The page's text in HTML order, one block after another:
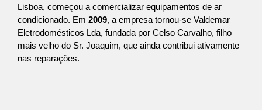
Lisboa, começou a comercializar equipamentos de ar
condicionado. Em 2009, a empresa tornou-se Valdemar
Eletrodomésticos Lda, fundada por Celso Carvalho, filho
mais velho do Sr. Joaquim, que ainda contribui ativamente
nas reparações.